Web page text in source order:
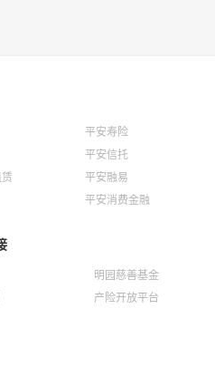
平安寿险
平安信托
平安融易
平安消费金融
明园慈善基金
产险开放平台